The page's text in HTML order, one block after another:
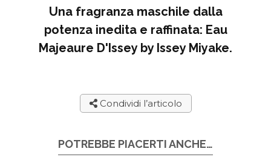
Una fragranza maschile dalla
potenza inedita e raffinata: Eau
Majeaure D'Issey by Issey Miyake.
Condividi l’articolo
POTREBBE PIACERTI ANCHE…